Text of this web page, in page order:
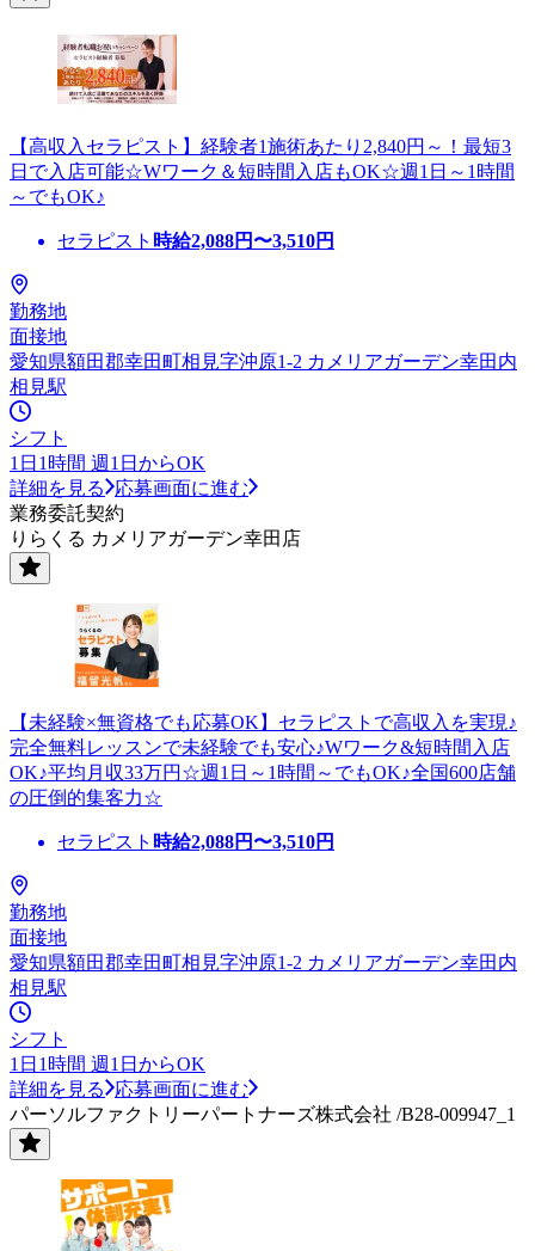
【高収入セラピスト】経験者1施術あたり2,840円～！最短3
日で入店可能☆Wワーク＆短時間入店もOK☆週1日～1時間
～でもOK♪
セラピスト 時給2,088円〜3,510円
勤務地
面接地
愛知県額田郡幸田町相見字沖原1-2 カメリアガーデン幸田内
相見駅
シフト
1日1時間 週1日からOK
詳細を見る
応募画面に進む
業務委託契約
りらくる カメリアガーデン幸田店
【未経験×無資格でも応募OK】セラピストで高収入を実現♪
完全無料レッスンで未経験でも安心♪Wワーク&短時間入店
OK♪平均月収33万円☆週1日～1時間～でもOK♪全国600店舗
の圧倒的集客力☆
セラピスト 時給2,088円〜3,510円
勤務地
面接地
愛知県額田郡幸田町相見字沖原1-2 カメリアガーデン幸田内
相見駅
シフト
1日1時間 週1日からOK
詳細を見る
応募画面に進む
パーソルファクトリーパートナーズ株式会社 /B28-009947_1